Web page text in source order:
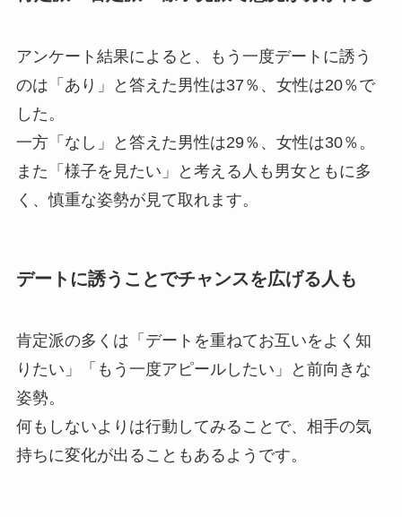
アンケート結果によると、もう一度デートに誘う
のは「あり」と答えた男性は37％、女性は20％で
した。
一方「なし」と答えた男性は29％、女性は30％。
また「様子を見たい」と考える人も男女ともに多
く、慎重な姿勢が見て取れます。
デートに誘うことでチャンスを広げる人も
肯定派の多くは「デートを重ねてお互いをよく知
りたい」「もう一度アピールしたい」と前向きな
姿勢。
何もしないよりは行動してみることで、相手の気
持ちに変化が出ることもあるようです。